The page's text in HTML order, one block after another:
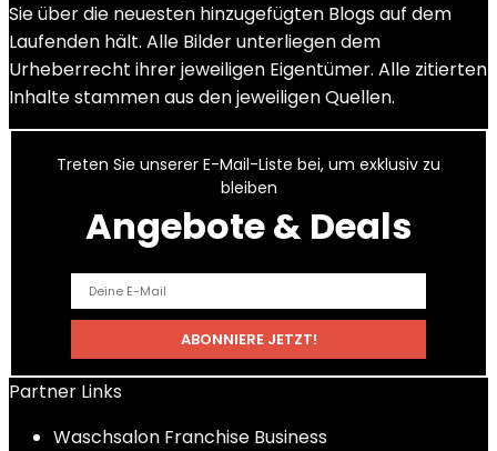
Sie über die neuesten hinzugefügten Blogs auf dem
Laufenden hält. Alle Bilder unterliegen dem
Urheberrecht ihrer jeweiligen Eigentümer. Alle zitierten
Inhalte stammen aus den jeweiligen Quellen.
Treten Sie unserer E-Mail-Liste bei, um exklusiv zu
bleiben
Angebote & Deals
Partner Links
Waschsalon Franchise Business